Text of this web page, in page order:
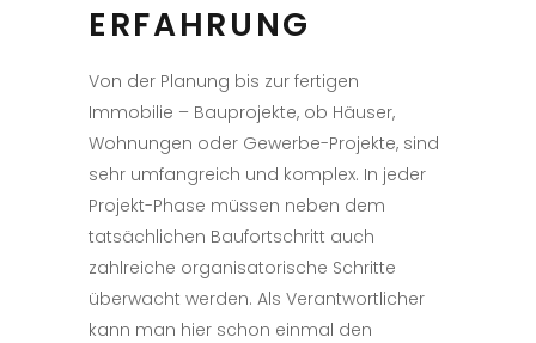
ERFAHRUNG
Von der Planung bis zur fertigen
Immobilie – Bauprojekte, ob Häuser,
Wohnungen oder Gewerbe-Projekte, sind
sehr umfangreich und komplex. In jeder
Projekt-Phase müssen neben dem
tatsächlichen Baufortschritt auch
zahlreiche organisatorische Schritte
überwacht werden. Als Verantwortlicher
kann man hier schon einmal den